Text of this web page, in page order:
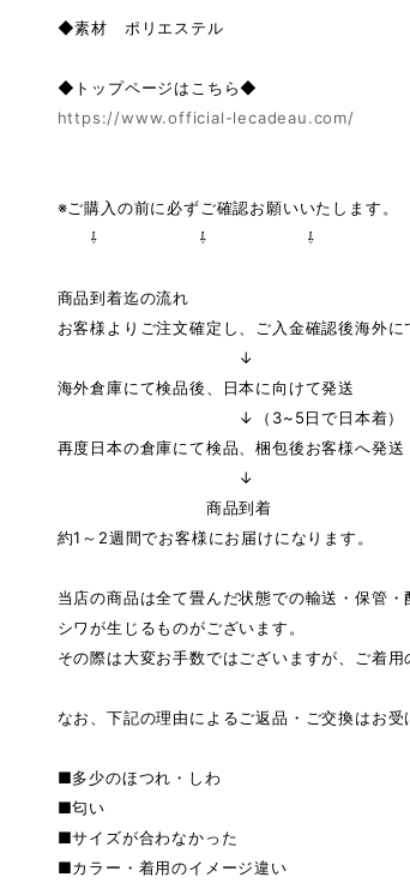
◆素材 ポリエステル
◆トップページはこちら◆
https://www.official-lecadeau.com/
※ご購入の前に必ずご確認お願いいたします。
⇩ ⇩ ⇩
商品到着迄の流れ
お客様よりご注文確定し、ご入金確認後海外に
↓
海外倉庫にて検品後、日本に向けて発送
↓（3~5日で日本着）
再度日本の倉庫にて検品、梱包後お客様へ発送
↓
商品到着
約1～2週間でお客様にお届けになります。
当店の商品は全て畳んだ状態での輸送・保管
シワが生じるものがございます。
その際は大変お手数ではございますが、ご着
なお、下記の理由によるご返品・ご交換はお
■多少のほつれ・しわ
■匂い
■サイズが合わなかった
■カラー・着用のイメージ違い